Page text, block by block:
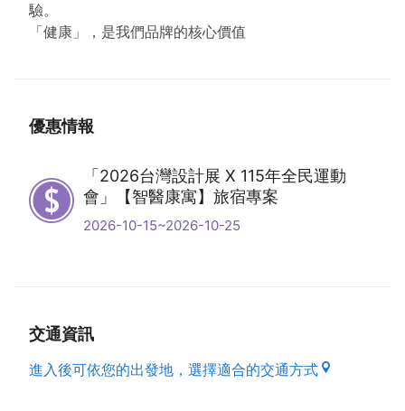
驗。
「健康」，是我們品牌的核心價值
優惠情報
「2026台灣設計展 X 115年全民運動
會」【智醫康寓】旅宿專案
2026-10-15~2026-10-25
交通資訊
進入後可依您的出發地，選擇適合的交通方式